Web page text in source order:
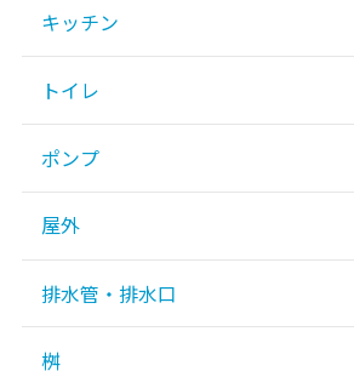
キッチン
トイレ
ポンプ
屋外
排水管・排水口
桝